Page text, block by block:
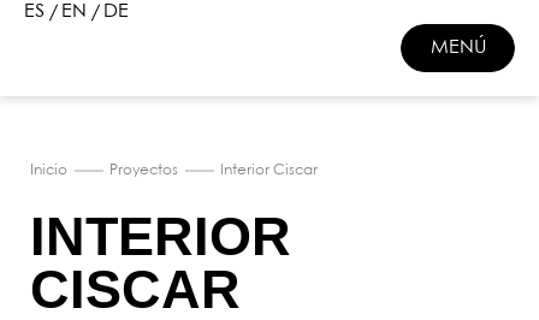
ES EN
DE
MENÚ
CERRAR
Inicio Proyectos Interior Ciscar
INTERIOR
CISCAR